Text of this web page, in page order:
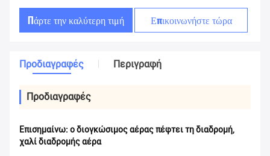
Πάρτε την καλύτερη τιμή Επικοινωνήστε τώρα
Προδιαγραφές Περιγραφή
Προδιαγραφές
Επισημαίνω: ο διογκώσιμος αέρας πέφτει τη διαδρομή,
χαλί διαδρομής αέρα